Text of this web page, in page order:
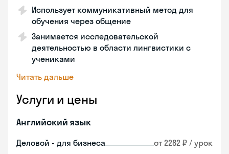
Использует коммуникативный метод для
обучения через общение
Занимается исследовательской
деятельностью в области лингвистики с
учениками
Читать дальше
Услуги и цены
Английский язык
Деловой - для бизнеса от 2282 ₽ / урок